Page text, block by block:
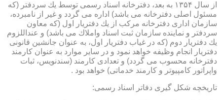
از سال ۱۳۵۴ به بعد، دفترخانه اسناد رسمی توسط یك سردفتر (كه
مسئول اصلی دفترخانه می باشد) اداره می گردد و غیر از نامبرده،
سازمان اداری دفترخانه مركب از یك دفتریار اول (كه معاون
سردفتر و نماینده سازمان ثبت اسناد واملاك می باشد) و عنداللزوم
یك دفتریار دوم (كه در غیاب دفتریار اول، به عنوان جانشین قانونی
دفتریار انجام وظیفه خواهد نمود و در سایر موارد به عنوان كارمند
دفترخانه محسوب می گردد) و تعدادی كارمند (سندنویس، ثبات
واپراتور كامپیوتر و كارمند خدماتی) خواهد بود .
تاریخچه شكل گیری دفاتر اسناد رسمی: